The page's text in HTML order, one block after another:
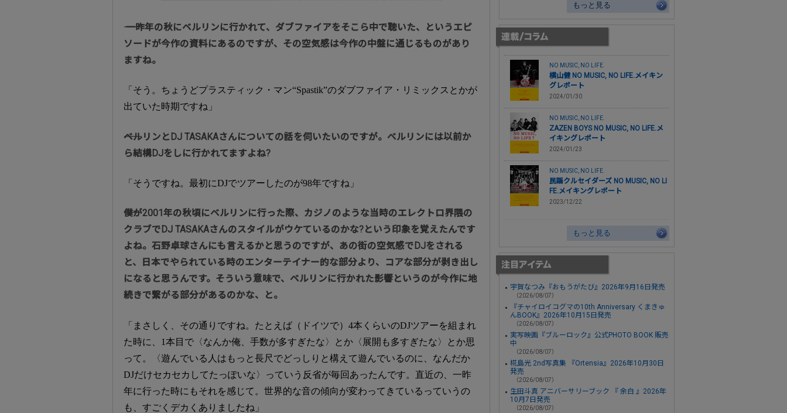
―― 一昨年の秋にベルリンに行かれて、ダブファイアをそこら中で聴いた、というエピ
ソードが今作の資料にあるのですが、その空気感は今作の中盤に通じるものがあり
ますね。
「そう。ちょうどプラスティック・マン“Spastik”のダブファイア・リミックスとかが
出ていた時期ですね」
――ベルリンとDJ TASAKAさんについての話を伺いたいのですが。ベルリンには以前か
ら結構DJをしに行かれてますよね?
「そうですね。最初にDJでツアーしたのが98年ですね」
――僕が2001年の秋頃にベルリンに行った際、カジノのような当時のエレクトロ界隈の
クラブでDJ TASAKAさんのスタイルがウケているのかな?という印象を覚えたんです
よね。石野卓球さんにも言えるかと思うのですが、あの街の空気感でDJをされる
と、日本でやられている時のエンターテイナー的な部分より、コアな部分が剥き出し
になると思うんです。そういう意味で、ベルリンに行かれた影響というのが今作に地
続きで繋がる部分があるのかな、と。
「まさしく、その通りですね。たとえば（ドイツで）4本くらいのDJツアーを組まれ
た時に、1本目で〈なんか俺、手数が多すぎたな〉とか〈展開も多すぎたな〉とか思
って。〈遊んでいる人はもっと長尺でどっしりと構えて遊んでいるのに、なんだか
DJだけセカセカしてたっぽいな〉っていう反省が毎回あったんです。直近の、一昨
年に行った時にもそれを感じて。世界的な音の傾向が変わってきているっていうの
も、すごくデカくありましたね」
もっと見る
NO MUSIC, NO LIFE.
横山健 NO MUSIC, NO LIFE.メイキン
グレポート
2024/01/30
NO MUSIC, NO LIFE.
ZAZEN BOYS NO MUSIC, NO LIFE.メ
イキングレポート
2024/01/23
NO MUSIC, NO LIFE.
民謡クルセイダーズ NO MUSIC, NO LI
FE.メイキングレポート
2023/12/22
もっと見る
宇賀なつみ『おもうがたび』2026年9月16日発売
（2026/08/07）
『チャイロイコグマの10th Anniversary くまきゅ
んBOOK』2026年10月15日発売
（2026/08/07）
実写映画『ブルーロック』公式PHOTO BOOK 販売
中
（2026/08/07）
椛島光 2nd写真集 『Ortensia』2026年10月30日
発売
（2026/08/07）
生田斗真 アニバーサリーブック 『 余白 』2026年
10月7日発売
（2026/08/07）